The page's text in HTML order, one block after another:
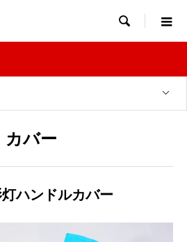

カバー
ハンドルカバー